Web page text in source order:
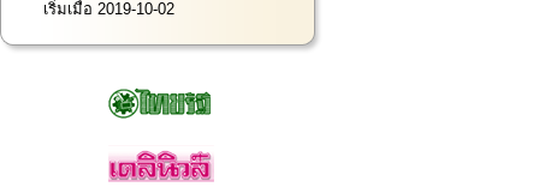
เริ่มเมื่อ 2019-10-02